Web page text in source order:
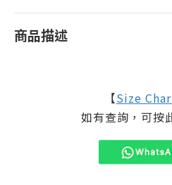
商品描述
【Size
如有查詢，可按